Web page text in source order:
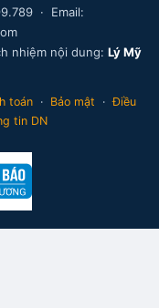
· Email:
nhiệm nội dung: Lý Mỹ
toán· Bảo mật ·Điều
tin DN